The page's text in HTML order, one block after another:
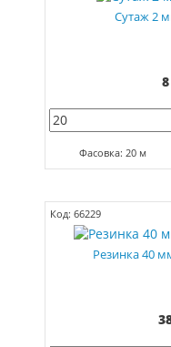
Сутаж 2
Фасовка: 20 м
Код: 66229
Резинка 40